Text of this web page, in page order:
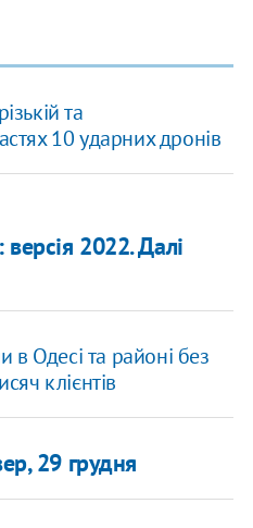
та
10 ударних дронів
2022. Далі
в Одесі та районі без
клієнтів
29 грудня